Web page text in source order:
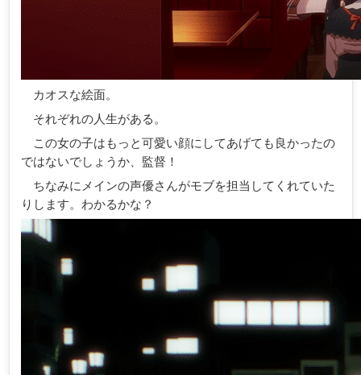
カオスな絵面。
それぞれの人生がある。
この女の子はもっと可愛い顔にしてあげても良かったの
ではないでしょうか、監督！
ちなみにメインの声優さんがモブを担当してくれていた
りします。わかるかな？